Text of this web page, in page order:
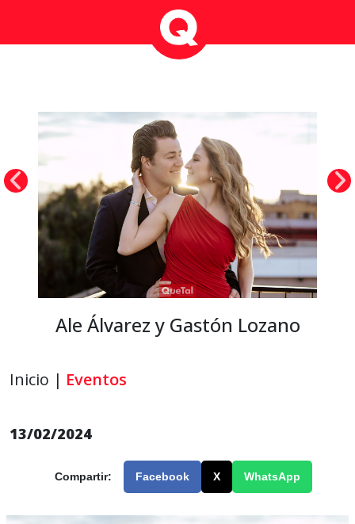
Ale Álvarez y Gastón Lozano
Inicio | Eventos
13/02/2024
Compartir: Facebook X WhatsApp